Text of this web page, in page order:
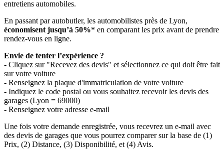
entretiens automobiles.
En passant par autobutler, les automobilistes près de Lyon,
économisent jusqu’à 50%* en comparant les prix avant de prendre
rendez-vous en ligne.
Envie de tenter l’expérience ?
- Cliquez sur "Recevez des devis" et sélectionnez ce qui doit être fait
sur votre voiture
- Renseignez la plaque d'immatriculation de votre voiture
- Indiquez le code postal ou vous souhaitez recevoir les devis des
garages (Lyon = 69000)
- Renseignez votre adresse e-mail
Une fois votre demande enregistrée, vous recevrez un e-mail avec
des devis de garages que vous pourrez comparer sur la base de (1)
Prix, (2) Distance, (3) Disponibilité, et (4) Avis.